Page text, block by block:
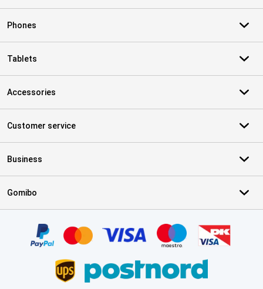
Phones
Tablets
Accessories
Customer service
Business
Gomibo